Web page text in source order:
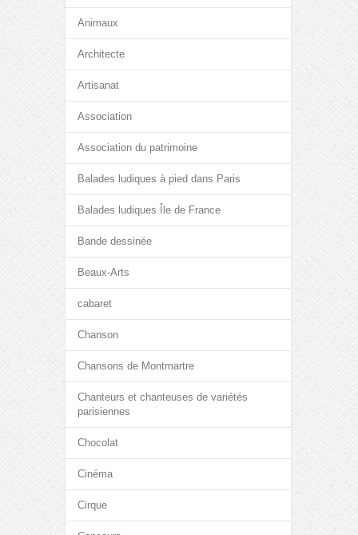
Animaux
Architecte
Artisanat
Association
Association du patrimoine
Balades ludiques à pied dans Paris
Balades ludiques Île de France
Bande dessinée
Beaux-Arts
cabaret
Chanson
Chansons de Montmartre
Chanteurs et chanteuses de variétés
parisiennes
Chocolat
Cinéma
Cirque